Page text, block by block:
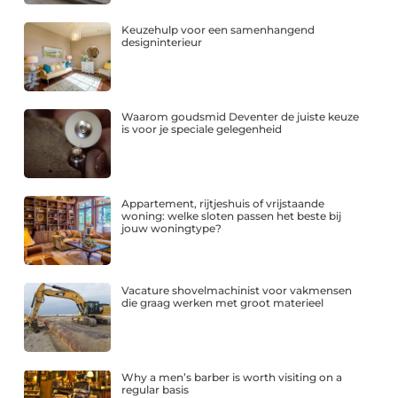
Keuzehulp voor een samenhangend
designinterieur
Waarom goudsmid Deventer de juiste keuze
is voor je speciale gelegenheid
Appartement, rijtjeshuis of vrijstaande
woning: welke sloten passen het beste bij
jouw woningtype?
Vacature shovelmachinist voor vakmensen
die graag werken met groot materieel
Why a men’s barber is worth visiting on a
regular basis